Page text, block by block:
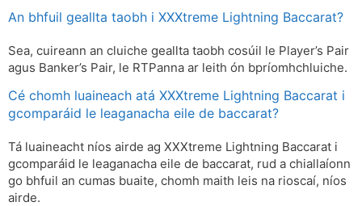
An bhfuil geallta taobh i XXXtreme Lightning Baccarat?
Sea, cuireann an cluiche geallta taobh cosúil le Player’s Pair
agus Banker’s Pair, le RTPanna ar leith ón bpríomhchluiche.
Cé chomh luaineach atá XXXtreme Lightning Baccarat i
gcomparáid le leaganacha eile de baccarat?
Tá luaineacht níos airde ag XXXtreme Lightning Baccarat i
gcomparáid le leaganacha eile de baccarat, rud a chiallaíonn
go bhfuil an cumas buaite, chomh maith leis na rioscaí, níos
airde.